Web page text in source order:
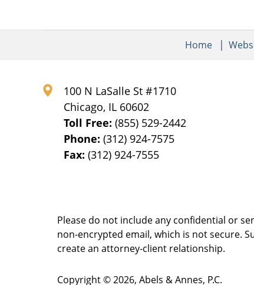
100 N LaSalle St #1710
Chicago, IL 60602
Toll Free:(855) 529-2442
Phone:(312) 924-7575
Fax:(312) 924-7555
Home
Please do not include any confidential or
non-encrypted email, which is not secure.
create an attorney-client relationship.
Copyright ©2026, Abels & Annes, P.C.